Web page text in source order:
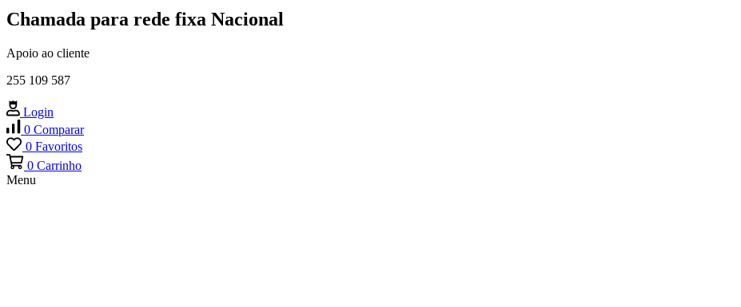
Chamada para rede fixa Nacional
Apoio ao cliente
255 109 587
Login
0 Comparar
0 Favoritos
0 Carrinho
Menu